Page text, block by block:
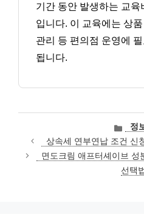
기간 동안 발생하는 교육
입니다. 이 교육에는 상
관리 등 편의점 운영에
됩니다.
카
테
고
리
정
상속세 연부연납 조건 신
면도크림 애프터셰이브 성
선택